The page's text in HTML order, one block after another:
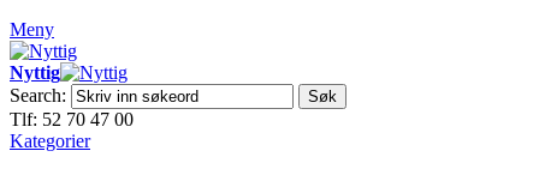
Meny
Nyttig
Search:
Søk
Tlf: 52 70 47 00
Kategorier